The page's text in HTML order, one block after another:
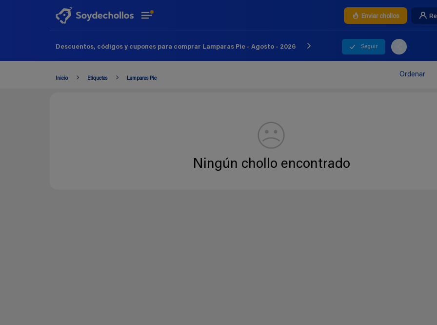
Enviar chollos
Descuentos, códigos y cupones para comprar Lamparas Pie - Agosto - 2026 Seguir
Inicio Etiquetas Lamparas Pie Ordenar
Ningún chollo encontrado